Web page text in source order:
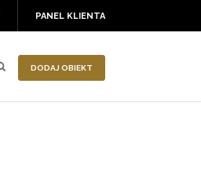
PANEL KLIENTA
DODAJ OBIEKT